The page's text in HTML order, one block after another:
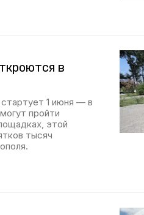
в
1 июня — в
пройти
этой
тысяч